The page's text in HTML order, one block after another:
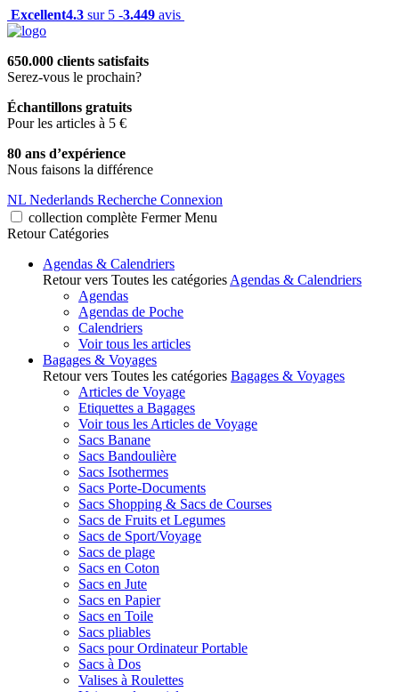
Excellent4.3 sur 5 -3.449 avis
650.000 clients satisfaits
Serez-vous le prochain?
Échantillons gratuits
Pour les articles à 5 €
80 ans d’expérience
Nous faisons la différence
NL Nederlands Recherche Connexion
collection complète Fermer Menu
Retour Catégories
Agendas & Calendriers
Retour vers Toutes les catégories Agendas & Calendriers
Agendas
Agendas de Poche
Calendriers
Voir tous les articles
Bagages & Voyages
Retour vers Toutes les catégories Bagages & Voyages
Articles de Voyage
Etiquettes a Bagages
Voir tous les Articles de Voyage
Sacs Banane
Sacs Bandoulière
Sacs Isothermes
Sacs Porte-Documents
Sacs Shopping & Sacs de Courses
Sacs de Fruits et Legumes
Sacs de Sport/Voyage
Sacs de plage
Sacs en Coton
Sacs en Jute
Sacs en Papier
Sacs en Toile
Sacs pliables
Sacs pour Ordinateur Portable
Sacs à Dos
Valises à Roulettes